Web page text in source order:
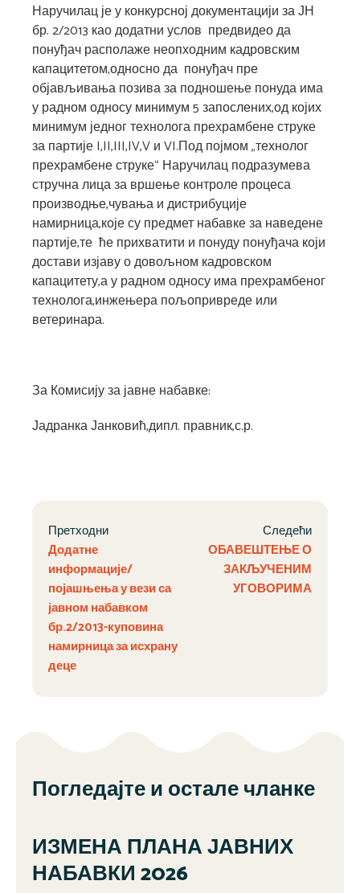
Наручилац је у конкурсној документацији за ЈН
бр. 2/2013 као додатни услов предвидео да
понуђач располаже неопходним кадровским
капацитетом,односно да понуђач пре
објављивања позива за подношење понуда има
у радном односу минимум 5 запослених,од којих
минимум једног технолога прехрамбене струке
за партије I,II,III,IV,V и VI.Под појмом „технолог
прехрамбене струке“ Наручилац подразумева
стручна лица за вршење контроле процеса
производње,чувања и дистрибуције
намирница,које су предмет набавке за наведене
партије,те ће прихватити и понуду понуђача који
достави изјаву о довољном кадровском
капацитету,а у радном односу има прехрамбеног
технолога,инжењера пољопривреде или
ветеринара.
За Комисију за јавне набавке:
Јадранка Јанковић,дипл. правник,с.р.
Претходни
Додатне
информације/
појашњења у вези са
јавном набавком
бр.2/2013-куповина
намирница за исхрану
деце
Следећи
ОБАВЕШТЕЊЕ О
ЗАКЉУЧЕНИМ
УГОВОРИМА
Погледајте и остале чланке
ИЗМЕНА ПЛАНА ЈАВНИХ
НАБАВКИ 2026